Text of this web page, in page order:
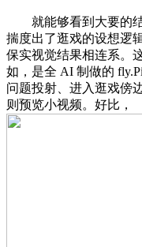
就能够看到大要的结
揣度出了逛戏的设想逻
保实视觉结果相连系。
如，是全 AI 制做的
问题投射、进入逛戏傍
则预览小视频。好比，